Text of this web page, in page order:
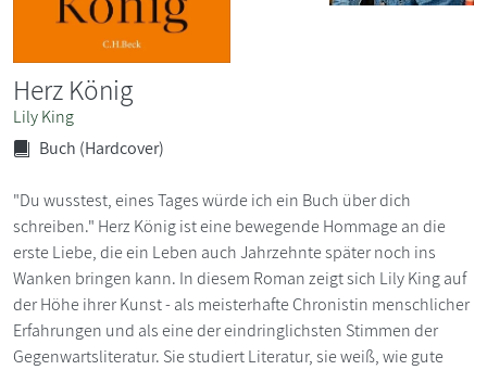
Herz König
Lily King
Buch (Hardcover)
"Du wusstest, eines Tages würde ich ein Buch über dich
schreiben." Herz König ist eine bewegende Hommage an die
erste Liebe, die ein Leben auch Jahrzehnte später noch ins
Wanken bringen kann. In diesem Roman zeigt sich Lily King auf
der Höhe ihrer Kunst - als meisterhafte Chronistin menschlicher
Erfahrungen und als eine der eindringlichsten Stimmen der
Gegenwartsliteratur. Sie studiert Literatur, sie weiß, wie gute